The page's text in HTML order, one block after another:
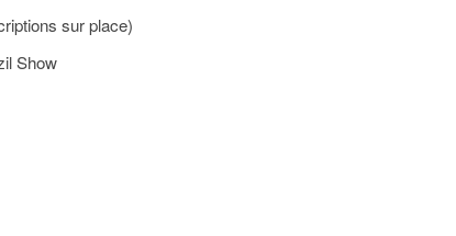
sur place)
Show